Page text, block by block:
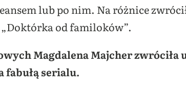
lub po nim. Na różnice
od familoków”.
Magdalena Majcher zwróciła
serialu.